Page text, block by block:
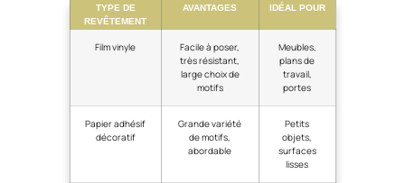
TYPE DE
REVÊTEMENT
AVANTAGES IDÉAL POUR
Film vinyle
Facile à poser,
très résistant,
large choix de
motifs
Meubles,
plans de
travail,
portes
Papier adhésif
décoratif
Grande variété
de motifs,
abordable
Petits
objets,
surfaces
lisses